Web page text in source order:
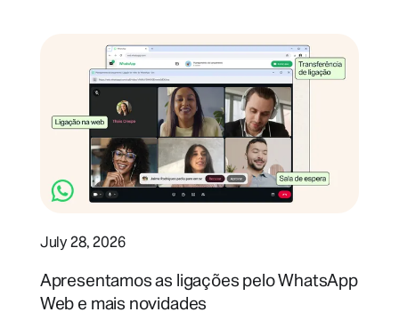
July 28, 2026
Apresentamos as ligações pelo WhatsApp
Web e mais novidades